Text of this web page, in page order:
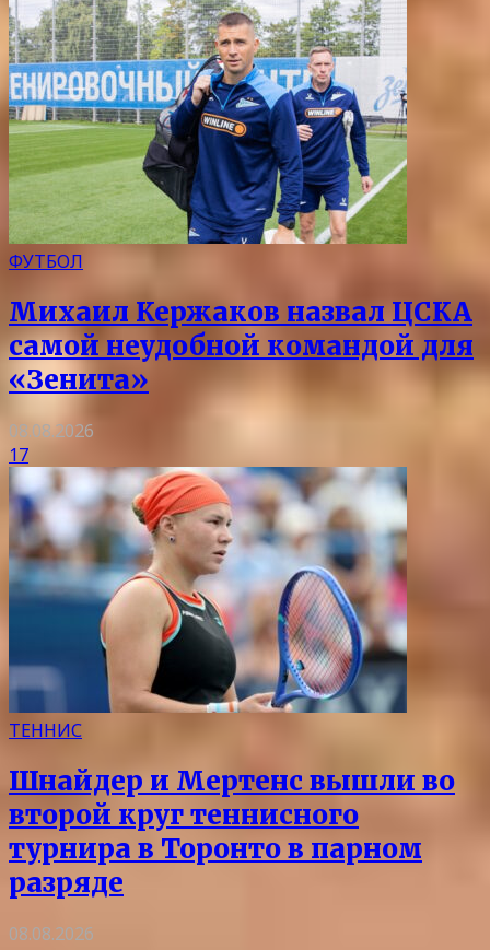
ФУТБОЛ
Михаил Кержаков назвал ЦСКА
самой неудобной командой для
«Зенита»
08.08.2026
17
ТЕННИС
Шнайдер и Мертенс вышли во
второй круг теннисного
турнира в Торонто в парном
разряде
08.08.2026